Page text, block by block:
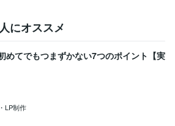
ント:5年PowerPoint:5年
年Midjourney:1年Bard:1年
にオススメ
めてでもつまずかない7つのポイント【実
LP制作